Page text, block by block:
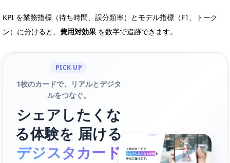
KPI を業務指標（待ち時間、誤分類率）とモデル指標（F1、トーク
ン）に分けると、 費用対効果 を数字で追跡できます。
PICK UP
1枚のカードで、リアルとデジタ
ルをつなぐ。
シェアしたくな
る体験を 届ける
デジスタカード